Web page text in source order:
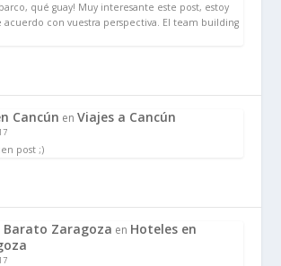
qué guay! Muy interesante este post, estoy
acuerdo con vuestra perspectiva. El team building
Cancún enViajes a Cancún
post ;)
Barato Zaragoza en Hoteles en